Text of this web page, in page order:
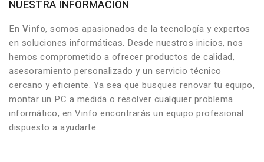
NUESTRA INFORMACIÓN
En Vinfo, somos apasionados de la tecnología y expertos
en soluciones informáticas. Desde nuestros inicios, nos
hemos comprometido a ofrecer productos de calidad,
asesoramiento personalizado y un servicio técnico
cercano y eficiente. Ya sea que busques renovar tu equipo,
montar un PC a medida o resolver cualquier problema
informático, en Vinfo encontrarás un equipo profesional
dispuesto a ayudarte.